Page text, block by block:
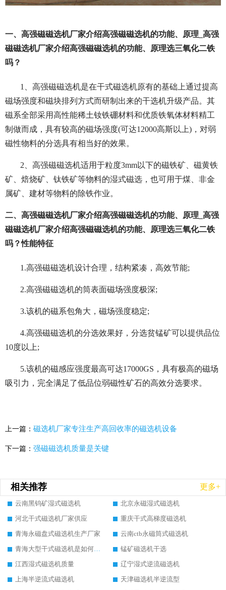
一、高强磁磁选机厂家介绍高强磁磁选机的功能、原理_高强
磁磁选机厂家介绍高强磁磁选机的功能、原理选三氧化二铁
吗？
1、高强磁磁选机是在干式磁选机原有的基础上通过提高
磁场强度和磁块排列方式而研制出来的干选机升级产品。其
磁系全部采用高性能稀土钕铁硼材料和优质铁氧体材料精工
制做而成，具有较高的磁场强度(可达12000高斯以上)，对弱
磁性物料的分选具有相当好的效果。
2、高强磁磁选机适用于粒度3mm以下的磁铁矿、磁黄铁
矿、焙烧矿、钛铁矿等物料的湿式磁选，也可用于煤、非金
属矿、建材等物料的除铁作业。
二、高强磁磁选机厂家介绍高强磁磁选机的功能、原理_高强
磁磁选机厂家介绍高强磁磁选机的功能、原理选三氧化二铁
吗？性能特征
1.高强磁磁选机设计合理，结构紧凑，高效节能;
2.高强磁磁选机的筒表面磁场强度极深;
3.该机的磁系包角大，磁场强度稳定;
4.高强磁磁选机的分选效果好，分选贫锰矿可以提供品位
10度以上;
5.该机的磁感应强度最高可达17000GS，具有极高的磁场
吸引力，完全满足了低品位弱磁性矿石的高效分选要求。
上一篇： 磁选机厂家专注生产高回收率的磁选机设备
下一篇： 强磁磁选机质量是关键
相关推荐 更多+
云南黑钨矿湿式磁选机
北京永磁湿式磁选机
河北干式磁选机厂家供应
重庆干式高梯度磁选机
青海永磁盘式磁选机生产厂家
云南ctb永磁筒式磁选机
青海大型干式磁选机是如何选矿的
锰矿磁选机干选
江西湿式磁选机质量
辽宁湿式逆流磁选机
上海半逆流式磁选机
天津磁选机半逆流型